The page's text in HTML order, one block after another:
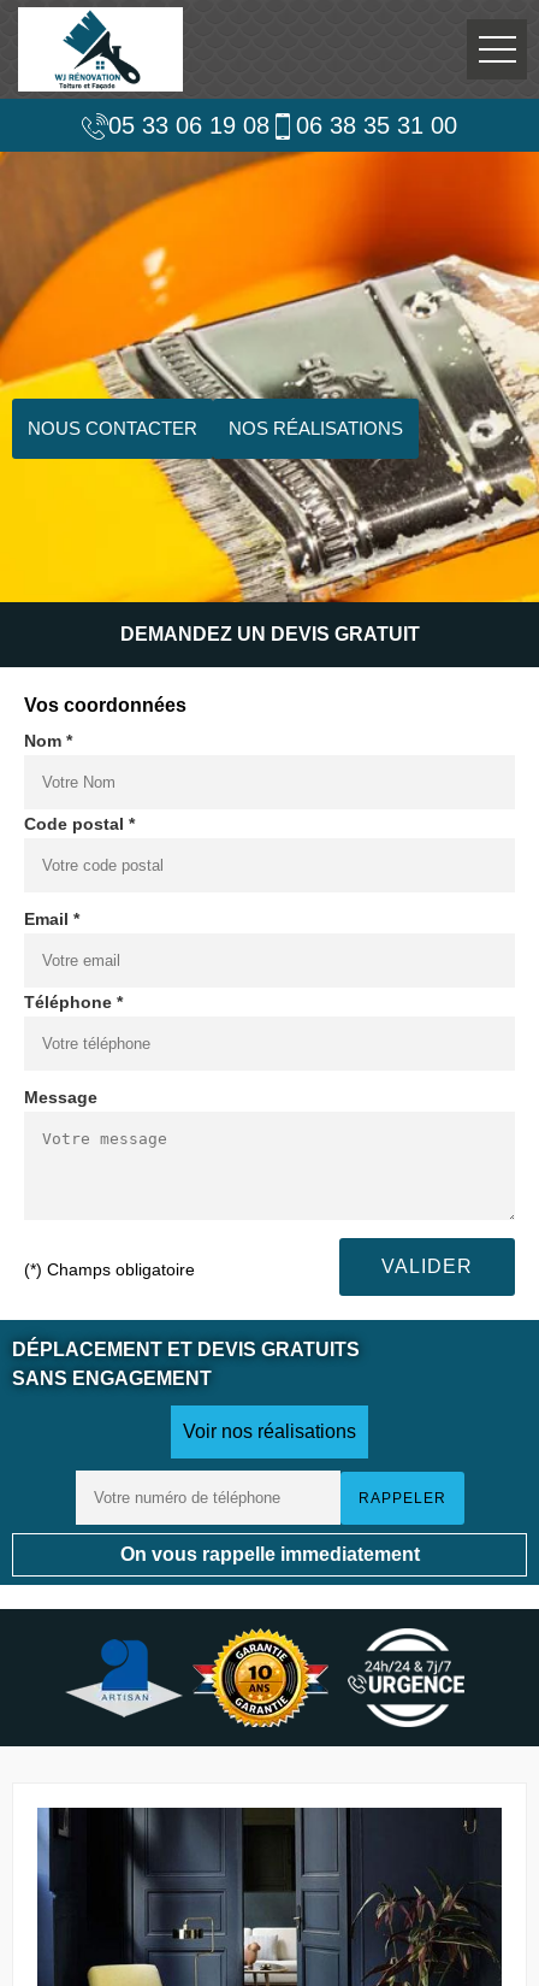
05 33 06 19 08 06 38 35 31 00
NOUS CONTACTER NOS RÉALISATIONS
DEMANDEZ UN DEVIS GRATUIT
Vos coordonnées
Nom *
Code postal *
Email *
Téléphone *
Message
(*) Champs obligatoire
DÉPLACEMENT ET DEVIS GRATUITS
SANS ENGAGEMENT
Voir nos réalisations
On vous rappelle immediatement